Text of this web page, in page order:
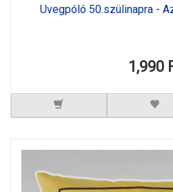
Üvegpóló 50.szülinapra -
1,990